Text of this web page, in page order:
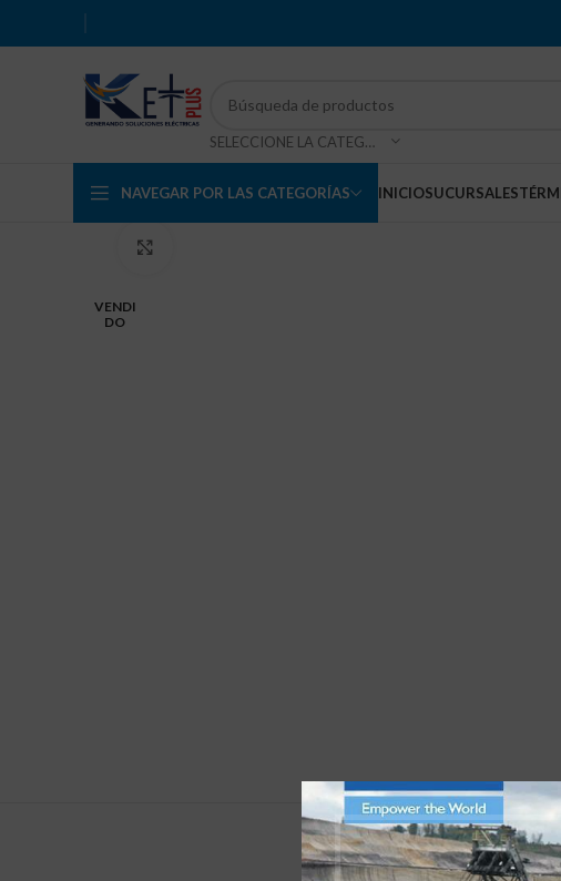
SELECCIONE LA CATEGORÍA
NAVEGAR POR LAS CATEGORÍAS INICIOSUCURSALES
VENDI
DO
DESCRIPCIÓN